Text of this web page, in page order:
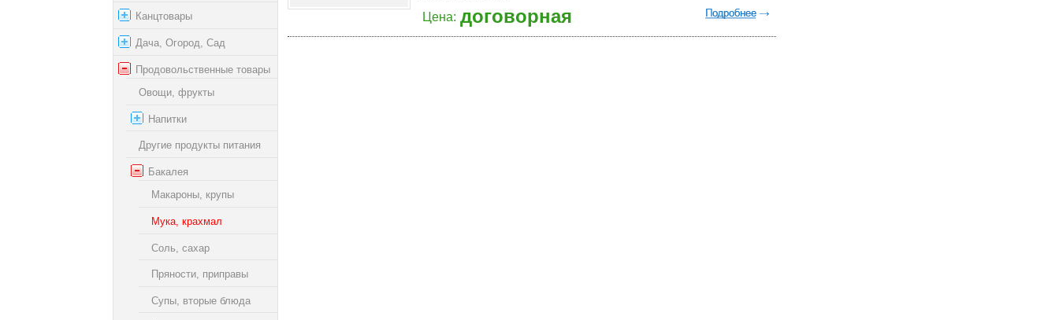
Канцтовары
Дача, Огород, Сад
Продовольственные товары
Овощи, фрукты
Напитки
Другие продукты питания
Бакалея
Макароны, крупы
Мука, крахмал
Соль, сахар
Пряности, приправы
Супы, вторые блюда
Цена: договорная